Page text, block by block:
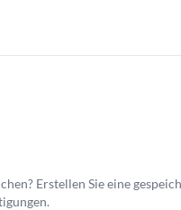
Erstellen Sie eine